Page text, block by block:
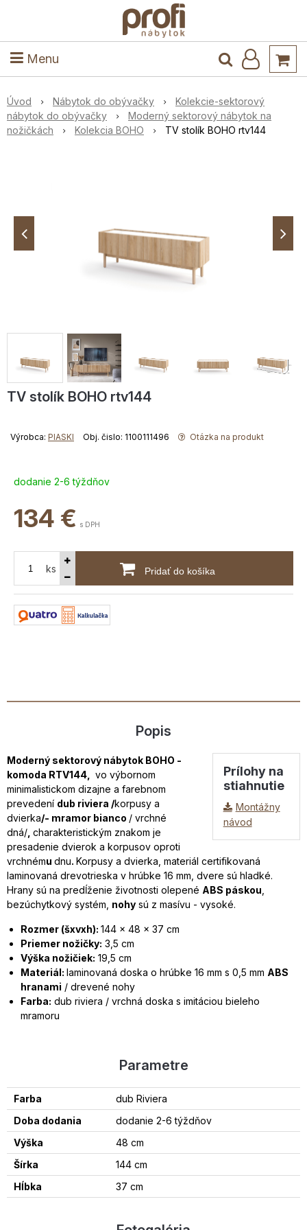
Menu
Kuchyňa a jedáleň
Úvod Nábytok do obývačky
Kolekcie-sektorový
nábytok do obývačky
Moderný sektorový nábytok na
nožičkách
Kolekcia BOHO TV stolík BOHO rtv144
TV stolík BOHO rtv144
Výrobca: PIASKI Obj. čislo: 1100111496 Otázka na produkt
dodanie 2-6 týždňov
134 € s DPH
ks Pridať do košíka
Popis
Prílohy na
stiahnutie
Montážny
návod
Moderný sektorový nábytok BOHO -
komoda RTV144, vo výbornom
minimalistickom dizajne a farebnom
prevedení dub riviera /korpusy a
dvierka/- mramor bianco / vrchné
dná/, charakteristickým znakom je
presadenie dvierok a korpusov oproti
vrchnému dnu. Korpusy a dvierka, materiál certifikovaná
laminovaná drevotrieska v hrúbke 16 mm, dvere sú hladké.
Hrany sú na predĺženie životnosti olepené ABS páskou,
bezúchytkový systém, nohy sú z masívu - vysoké.
Rozmer (šxvxh): 144 x 48 x 37 cm
Priemer nožičky: 3,5 cm
Výška nožičiek: 19,5 cm
Materiál: laminovaná doska o hrúbke 16 mm s 0,5 mm ABS
hranami / drevené nohy
Farba: dub riviera / vrchná doska s imitáciou bieleho
mramoru
Parametre
Farba
dub Riviera
Doba dodania
dodanie 2-6 týždňov
Výška
48 cm
Šírka
144 cm
Hĺbka
37 cm